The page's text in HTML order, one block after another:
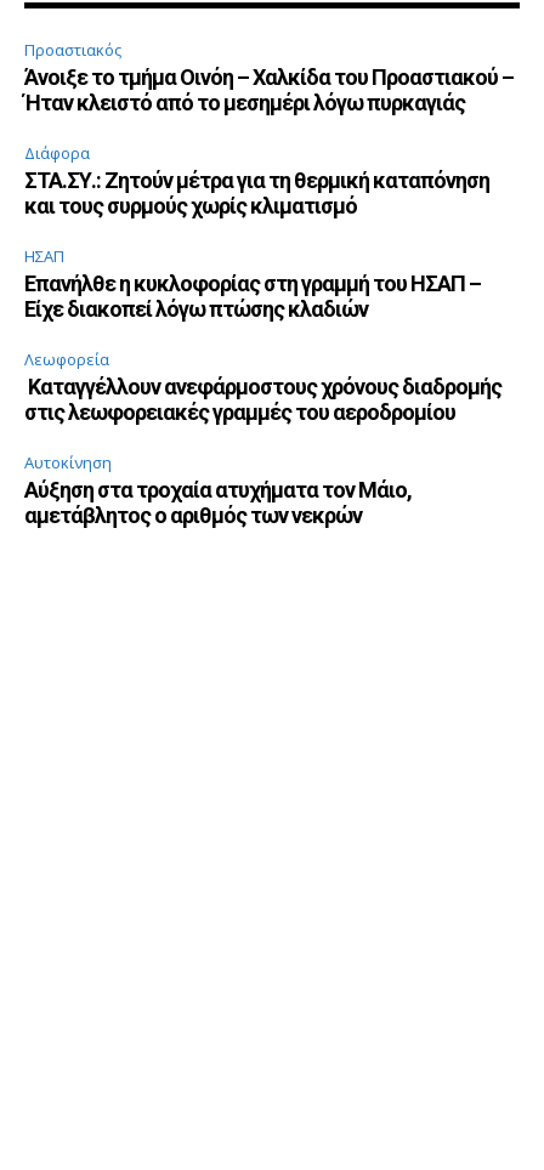
Προαστιακός
Άνοιξε το τμήμα Οινόη – Χαλκίδα του Προαστιακού –
Ήταν κλειστό από το μεσημέρι λόγω πυρκαγιάς
Διάφορα
ΣΤΑ.ΣΥ.: Ζητούν μέτρα για τη θερμική καταπόνηση
και τους συρμούς χωρίς κλιματισμό
ΗΣΑΠ
Επανήλθε η κυκλοφορίας στη γραμμή του ΗΣΑΠ –
Είχε διακοπεί λόγω πτώσης κλαδιών
Λεωφορεία
Καταγγέλλουν ανεφάρμοστους χρόνους διαδρομής
στις λεωφορειακές γραμμές του αεροδρομίου
Αυτοκίνηση
Αύξηση στα τροχαία ατυχήματα τον Μάιο,
αμετάβλητος ο αριθμός των νεκρών